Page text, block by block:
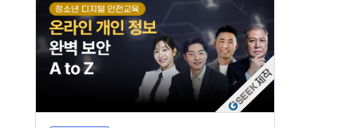
자체개발 강좌G